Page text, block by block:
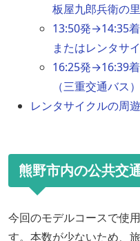
板屋九郎兵衛の
13:50発→14:35
またはレンタサイ
16:25発→16:39
（三重交通バス）
レンタサイクルの周
熊野市内の公共交
今回のモデルコースで使
す。本数が少ないため、